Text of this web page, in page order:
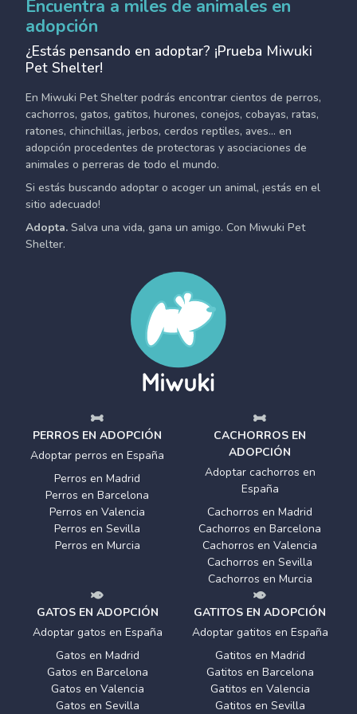
Encuentra a miles de animales en
adopción
¿Estás pensando en adoptar? ¡Prueba Miwuki
Pet Shelter!
En Miwuki Pet Shelter podrás encontrar cientos de perros,
cachorros, gatos, gatitos, hurones, conejos, cobayas, ratas,
ratones, chinchillas, jerbos, cerdos reptiles, aves... en
adopción procedentes de protectoras y asociaciones de
animales o perreras de todo el mundo.
Si estás buscando adoptar o acoger un animal, ¡estás en el
sitio adecuado!
Adopta. Salva una vida, gana un amigo. Con Miwuki Pet
Shelter.
PERROS EN ADOPCIÓN
Adoptar perros en España
Perros en Madrid
Perros en Barcelona
Perros en Valencia
Perros en Sevilla
Perros en Murcia
CACHORROS EN
ADOPCIÓN
Adoptar cachorros en
España
Cachorros en Madrid
Cachorros en Barcelona
Cachorros en Valencia
Cachorros en Sevilla
Cachorros en Murcia
GATOS EN ADOPCIÓN
Adoptar gatos en España
Gatos en Madrid
Gatos en Barcelona
Gatos en Valencia
Gatos en Sevilla
GATITOS EN ADOPCIÓN
Adoptar gatitos en España
Gatitos en Madrid
Gatitos en Barcelona
Gatitos en Valencia
Gatitos en Sevilla